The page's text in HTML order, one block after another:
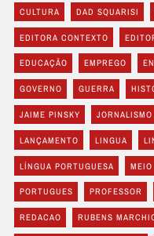
CULTURA DAD SQUARISI
EDITORA CONTEXTO
EDUCAÇÃO EMPREGO
GOVERNO GUERRA
JAIME PINSKY JORNALISMO
LANÇAMENTO LINGUA
LÍNGUA PORTUGUESA
PORTUGUES PROFESSOR
REDACAO RUBENS